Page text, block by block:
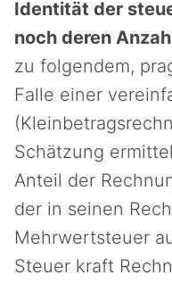
Identität der
noch deren
zu folgendem,
Falle einer
Schätzung
Anteil der
der in seinen
Mehrwertsteuer
Steuer kraft